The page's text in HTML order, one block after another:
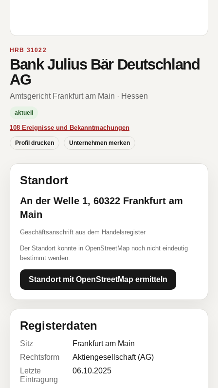
HRB 31022
Bank Julius Bär Deutschland
AG
Amtsgericht Frankfurt am Main · Hessen
aktuell
108 Ereignisse und Bekanntmachungen
Profil drucken Unternehmen merken
Standort
An der Welle 1, 60322 Frankfurt am
Main
Geschäftsanschrift aus dem Handelsregister
Der Standort konnte in OpenStreetMap noch nicht eindeutig
bestimmt werden.
Standort mit OpenStreetMap ermitteln
Registerdaten
Sitz
Frankfurt am Main
Rechtsform
Aktiengesellschaft (AG)
Letzte
Eintragung
06.10.2025